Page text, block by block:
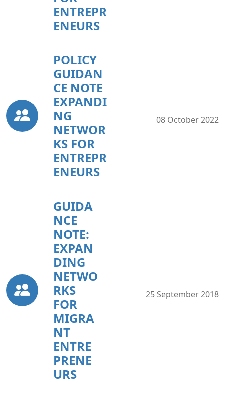
ENTREPR
ENEURS
POLICY
GUIDAN
CE NOTE
EXPANDI
NG
NETWOR
KS FOR
ENTREPR
ENEURS
08 October 2022
GUIDA
NCE
NOTE:
EXPAN
DING
NETWO
RKS
FOR
MIGRA
NT
ENTRE
PRENE
URS
25 September 2018